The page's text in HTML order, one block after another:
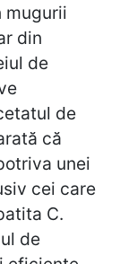
mugurii
din
de
de
că
unei
cei care
C.
de